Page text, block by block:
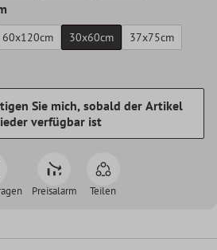
60x120cm 30x60cm
37x75cm
Sie mich, sobald der Artikel
verfügbar ist
Preisalarm Teilen